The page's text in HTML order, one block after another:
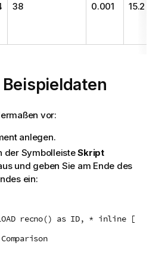
38 0.001 15.2
vor:
anlegen.
der SymbolleisteSkript
und geben Sie am Ende des
ein:
recno() as ID, * inline [